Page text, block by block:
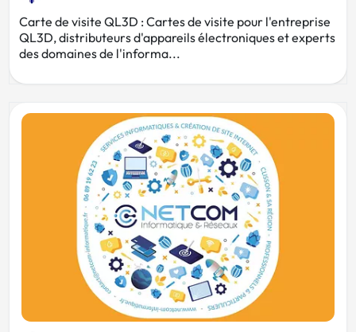
Esthéticienne Luxe
Patisserie Orange
Couture
Yoga
Carte de visite QL3D : Cartes de visite pour l'entreprise
QL3D, distributeurs d'appareils électroniques et experts
des domaines de l'informa...